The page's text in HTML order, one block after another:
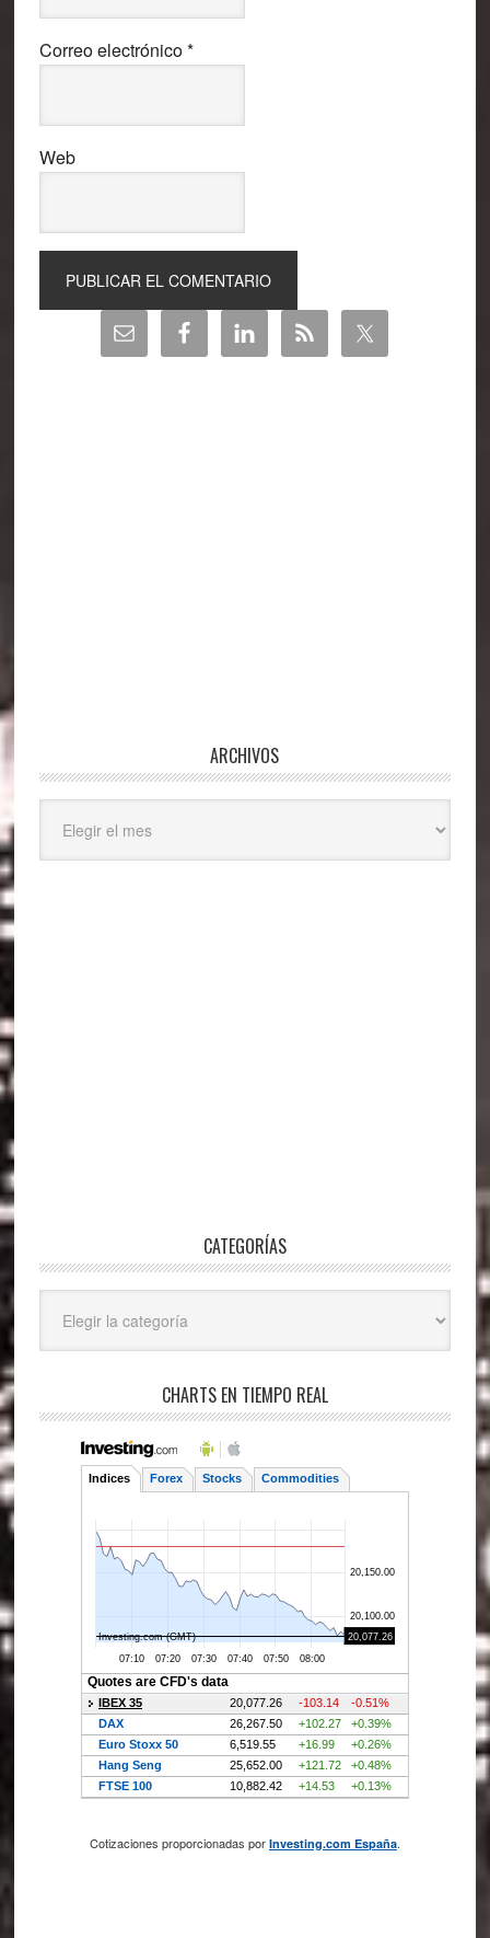
Correo electrónico*
Web
Barra
lateral
ARCHIVOS
CATEGORÍAS
CHARTS EN TIEMPO REAL
Cotizaciones proporcionadas por Investing.com España.